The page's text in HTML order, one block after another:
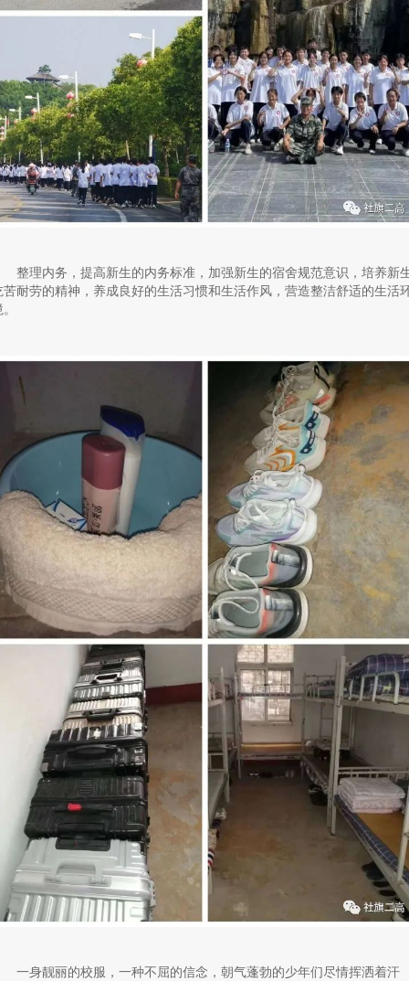
理内务，提高新生的内务标准，加强新生的宿舍规范意识，培养新
苦耐劳的精神，养成良好的生活习惯和生活作风，营造整洁舒适的生活
身靓丽的校服，一种不屈的信念，朝气蓬勃的少年们尽情挥洒着汗